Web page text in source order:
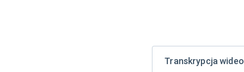
Transkrypcja wideo